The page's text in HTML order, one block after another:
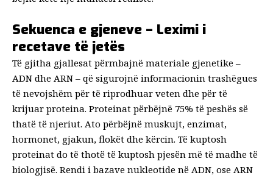
Sekuenca e gjeneve – Leximi i
recetave të jetës
Të gjitha gjallesat përmbajnë materiale gjenetike –
ADN dhe ARN – që sigurojnë informacionin trashëgues
të nevojshëm për të riprodhuar veten dhe për të
krijuar proteina. Proteinat përbëjnë 75% të peshës së
thatë të njeriut. Ato përbëjnë muskujt, enzimat,
hormonet, gjakun, flokët dhe kërcin. Të kuptosh
proteinat do të thotë të kuptosh pjesën më të madhe të
biologjisë. Rendi i bazave nukleotide në ADN, ose ARN